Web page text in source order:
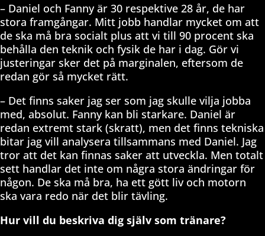
– Daniel och Fanny är 30 respektive 28 år, de har
stora framgångar. Mitt jobb handlar mycket om att
de ska må bra socialt plus att vi till 90 procent ska
behålla den teknik och fysik de har i dag. Gör vi
justeringar sker det på marginalen, eftersom de
redan gör så mycket rätt.
– Det finns saker jag ser som jag skulle vilja jobba
med, absolut. Fanny kan bli starkare. Daniel är
redan extremt stark (skratt), men det finns tekniska
bitar jag vill analysera tillsammans med Daniel. Jag
tror att det kan finnas saker att utveckla. Men totalt
sett handlar det inte om några stora ändringar för
någon. De ska må bra, ha ett gött liv och motorn
ska vara redo när det blir tävling.
Hur vill du beskriva dig själv som tränare?